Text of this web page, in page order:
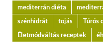
mediterrán diéta
szénhidrát
tojás Túrós
Életmódváltás receptek